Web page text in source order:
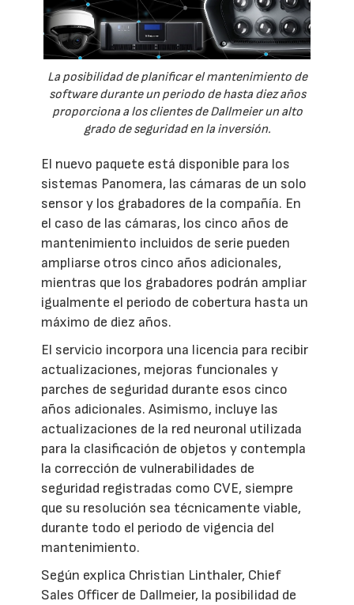
La posibilidad de planificar el mantenimiento de
software durante un periodo de hasta diez años
proporciona a los clientes de Dallmeier un alto
grado de seguridad en la inversión.
El nuevo paquete está disponible para los
sistemas Panomera, las cámaras de un solo
sensor y los grabadores de la compañía. En
el caso de las cámaras, los cinco años de
mantenimiento incluidos de serie pueden
ampliarse otros cinco años adicionales,
mientras que los grabadores podrán ampliar
igualmente el periodo de cobertura hasta un
máximo de diez años.
El servicio incorpora una licencia para recibir
actualizaciones, mejoras funcionales y
parches de seguridad durante esos cinco
años adicionales. Asimismo, incluye las
actualizaciones de la red neuronal utilizada
para la clasificación de objetos y contempla
la corrección de vulnerabilidades de
seguridad registradas como CVE, siempre
que su resolución sea técnicamente viable,
durante todo el periodo de vigencia del
mantenimiento.
Según explica Christian Linthaler, Chief
Sales Officer de Dallmeier, la posibilidad de